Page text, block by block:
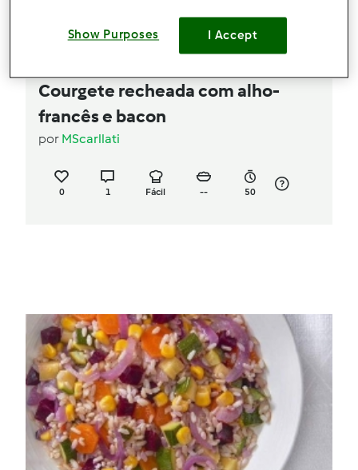
Courgete recheada com alho-
francês e bacon
por MScarllati
0 1 Fácil -- 50
Show Purposes I Accept